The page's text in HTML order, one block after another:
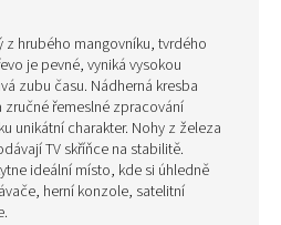
z hrubého mangovníku, tvrdého
je pevné, vyniká vysokou
zubu času. Nádherná kresba
zručné řemeslné zpracování
unikátní charakter. Nohy z železa
TV skříňce na stabilitě.
ideální místo, kde si úhledně
herní konzole, satelitní